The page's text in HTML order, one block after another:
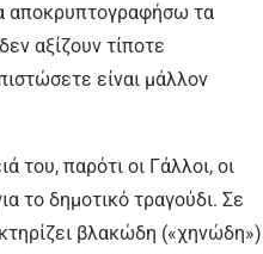
αποκρυπτογραφήσω τα
αξίζουν τίποτε
είναι μάλλον
του, παρότι οι Γάλλοι, οι
το δημοτικό τραγούδι. Σε
βλακώδη («χηνώδη»)